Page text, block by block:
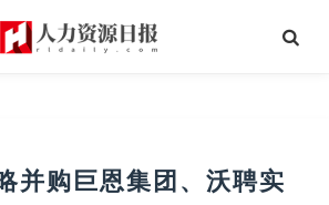
并购巨恩集团、沃聘实